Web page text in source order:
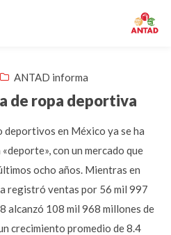
ANTAD informa
de ropa deportiva
deportivos en México ya se ha
con un mercado que
ocho años. Mientras en
registró ventas por 56 mil 997
alcanzó 108 mil 968 millones de
crecimiento promedio de 8.4